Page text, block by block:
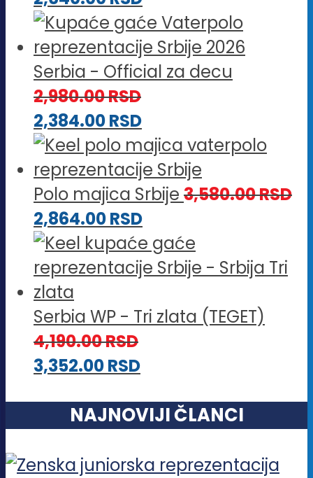
Serbia - Official za decu
2,980.00RSD
2,384.00RSD
Polo majica Srbije 3,580.00RSD
2,864.00RSD
Serbia WP - Tri zlata (TEGET)
4,190.00RSD
3,352.00RSD
NAJNOVIJI ČLANCI